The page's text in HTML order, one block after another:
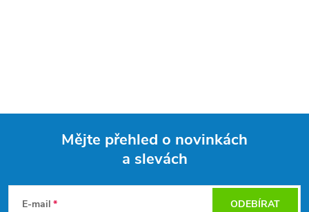
Mějte přehled o novinkách
a slevách
E-mail ODEBÍRAT